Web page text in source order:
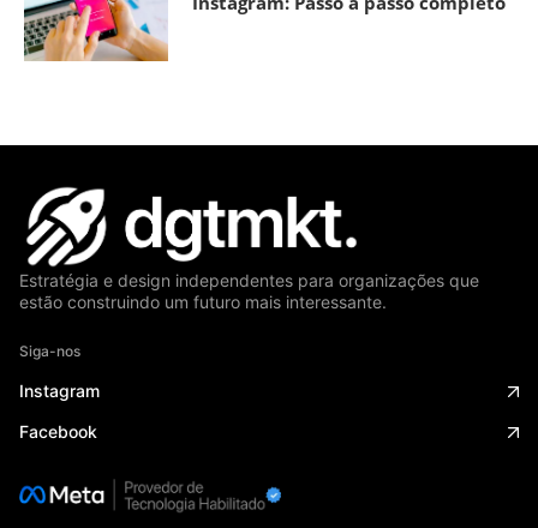
Estratégia e design independentes para organizações que
estão construindo um futuro mais interessante.
Siga-nos
Instagram
Facebook